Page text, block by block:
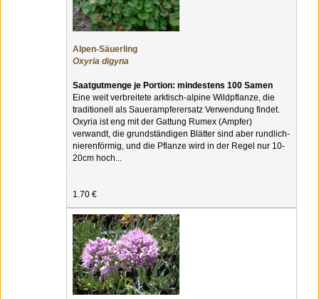
Alpen-Säuerling
Oxyria digyna
Saatgutmenge je Portion: mindestens 100 Samen
Eine weit verbreitete arktisch-alpine Wildpflanze, die
traditionell als Sauerampferersatz Verwendung findet.
Oxyria ist eng mit der Gattung Rumex (Ampfer)
verwandt, die grundständigen Blätter sind aber rundlich-
nierenförmig, und die Pflanze wird in der Regel nur 10-
20cm hoch...
1.70 €